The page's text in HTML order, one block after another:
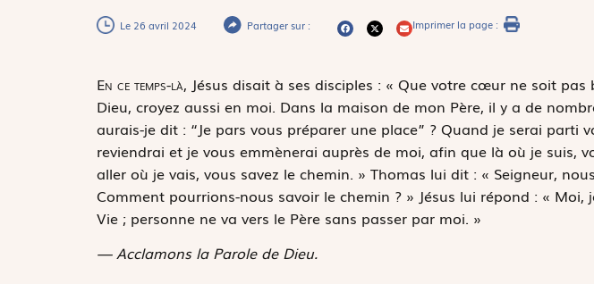
Le 26 avril 2024 Partager sur : Imprimer la page :
En ce temps-là, Jésus disait à ses disciples : « Que votre cœur ne soit pas
Dieu, croyez aussi en moi. Dans la maison de mon Père, il y a de
aurais-je dit : “Je pars vous préparer une place” ? Quand je serai parti
reviendrai et je vous emmènerai auprès de moi, afin que là où je suis,
aller où je vais, vous savez le chemin. » Thomas lui dit : « Seigneur,
Comment pourrions-nous savoir le chemin ? » Jésus lui répond : « Moi,
Vie ; personne ne va vers le Père sans passer par moi. »
— Acclamons la Parole de Dieu.